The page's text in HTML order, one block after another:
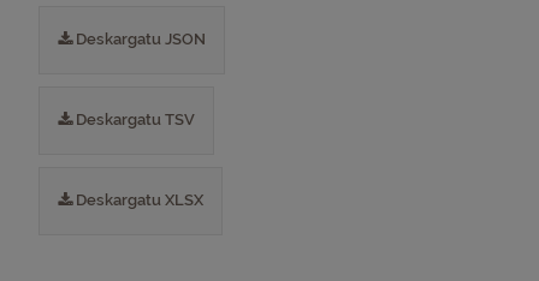
Deskargatu JSON
Deskargatu TSV
Deskargatu XLSX